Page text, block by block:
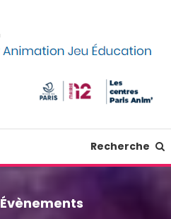
Recherche
Évènements